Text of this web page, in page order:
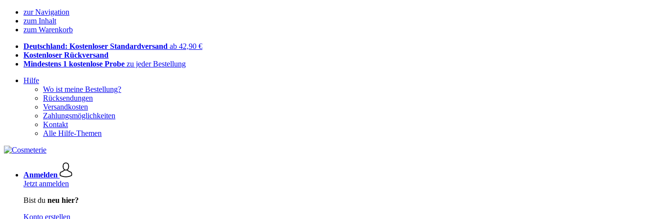
zur Navigation
zum Inhalt
zum Warenkorb
Deutschland: Kostenloser Standardversand ab 42,90 €
Kostenloser Rückversand
Mindestens 1 kostenlose Probe zu jeder Bestellung
Hilfe
Wo ist meine Bestellung?
Rücksendungen
Versandkosten
Zahlungsmöglichkeiten
Kontakt
Alle Hilfe-Themen
Anmelden
Jetzt anmelden
Bist du neu hier?
Konto erstellen